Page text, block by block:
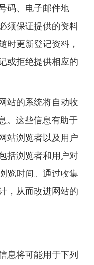
码、电子邮件地
须保证提供的资料
时更新登记资料，
或拒绝提供相应的
的系统将自动收
。这些信息有助于
站浏览者以及用户
括浏览者和用户对
览时间。通过收集
，从而改进网站的
将可能用于下列